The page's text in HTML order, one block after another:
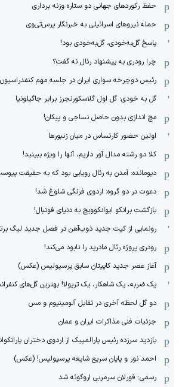
حفظ رکوردهای جهانی دو ستاره وزنه برداری
حمله نیروهای اسرائیلی به خبرنگار پرس‌تی‌وی
پاسخ گل‌به‌خودی، گل‌به‌خودی بود!
چرا رودری به پیشنهاد رئال نه گفت؟
رئیس دوچرخه سواری ایران در جلسه مهم کنفدراسیون
گل به خودی؛ گل اول گلاسکورنجرز برابر جاگیلونیا
مچ اندازی بدون حاصل نساجی و پیکان!
اولین حضور کارتساس در میان زنبورها
کلا دو‌ رشته مدال آور داریم، آنها را ویژه ببینید!
دیومانده: آمدن به رئال رویایی بود که به حقیقت
دعوت در دو گروه: اردوی فرنگی شلوغ شد!
بازگشت برانکو ایوانکوویچ به دنیای فوتبال!
رونمایی از کیت جدید ذوب‌آهن در فصل جدید لیگ
رودری پروژه رئال مادرید را نابود می‌کند!
آغاز عصر جدید کاپیتان سابق پرسپولیس (عکس)
یک ضربه، یک شاهکار، یک تریولا! بهترین گل‌های
دو گل لحظه آخری در تقابل آلومینیوم و مس
جزئیات فنی مذاکرات ایران و عمان
بازدید سرزده رئیس پارالمپیک از اردوی دختران
احمد نور و پایان سریع شایعه پرسپولیس! (عکس)
رسمی: فورلان سرمربی اروگوئه شد